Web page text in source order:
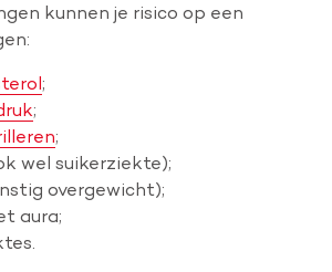
kunnen je risico op een
;
;
;
wel suikerziekte);
overgewicht);
aura;